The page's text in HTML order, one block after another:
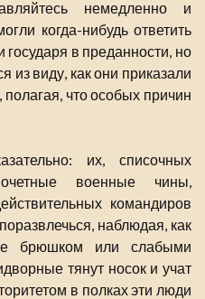
немедленно и
когда-нибудь ответить
в преданности, но
из виду, как они приказали
что особых причин
их, списочных
военные чины,
командиров
наблюдая, как
брюшком или слабыми
тянут носок и учат
в полках эти люди